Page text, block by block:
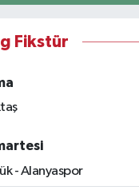
Fikstür
- Alanyaspor